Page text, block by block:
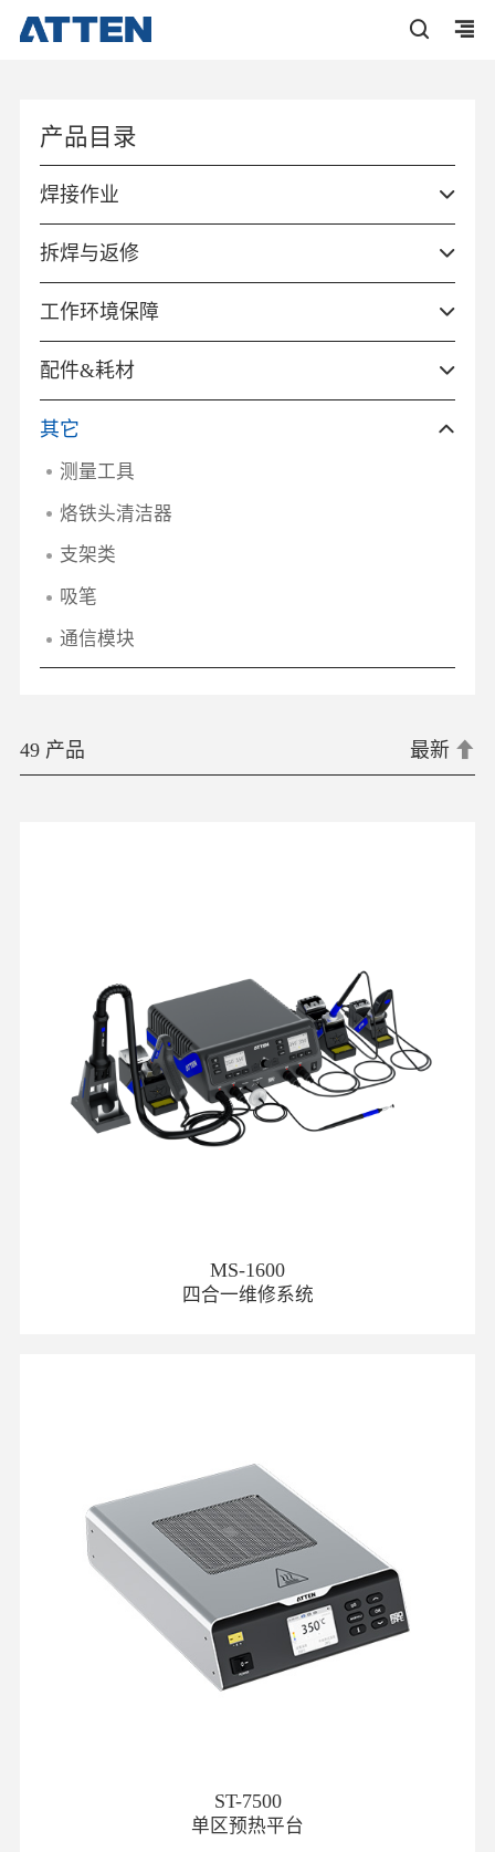
产品目录
焊接作业
拆焊与返修
工作环境保障
配件&耗材
其它
测量工具
烙铁头清洁器
支架类
吸笔
通信模块
49 产品 最新
MS-1600
四合一维修系统
ST-7500
单区预热平台